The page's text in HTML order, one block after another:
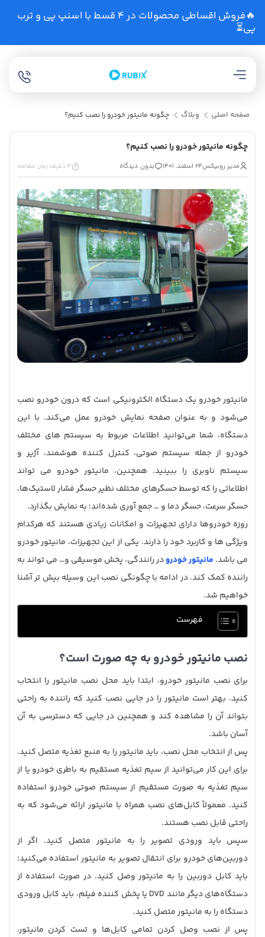
🔥فروش اقساطی محصولات در 4 قسط با اسنپ پی و ترب
پی⏳
صفحه اصلی وبلاگ چگونه مانیتور خودرو را نصب کنیم؟
چگونه مانیتور خودرو را نصب کنیم؟
مدیر روبیکس24 اسفند, 1401 بدون دیدگاه 3 دقیقه زمان مطالعه
مانیتور خودرو یک دستگاه الکترونیکی است که درون خودرو نصب
می‌شود و به عنوان صفحه نمایش خودرو عمل می‌کند. با این
دستگاه، شما می‌توانید اطلاعات مربوط به سیستم های مختلف
خودرو از جمله سیستم صوتی، کنترل کننده هوشمند، آژیر و
سیستم ناوبری را ببینید. همچنین، مانیتور خودرو می تواند
اطلاعاتی را که توسط حسگرهای مختلف نظیر حسگر فشار لاستیک‌ها،
حسگر سرعت، حسگر دما و … جمع آوری شده‌اند؛ به نمایش بگذارد.
روزه خودروها دارای تجهیزات و امکانات زیادی هستند که هرکدام
ویژگی ها و کاربرد خود را دارند. یکی از این تجهیزات، مانیتور خودرو
می باشد. مانیتور خودرودر رانندگی، پخش موسیقی و… می تواند به
راننده کمک کند. در ادامه با چگونگی نصب این وسیله بیش تر آشنا
خواهیم شد.
فهرست
نصب مانیتور خودرو به چه صورت است؟
برای نصب مانیتور خودرو، ابتدا باید محل نصب مانیتور را انتخاب
کنید. بهتر است مانیتور را در جایی نصب کنید که راننده به راحتی
بتواند آن را مشاهده کند و همچنین در جایی که دسترسی به آن
آسان باشد.
پس از انتخاب محل نصب، باید مانیتور را به منبع تغذیه متصل کنید.
برای این کار می‌توانید از سیم تغذیه مستقیم به باطری خودرو یا از
سیم تغذیه به صورت مستقیم از سیستم صوتی خودرو استفاده
کنید. معمولاً کابل‌های نصب همراه با مانیتور ارائه می‌شود که به
راحتی قابل نصب هستند.
سپس باید ورودی تصویر را به مانیتور متصل کنید. اگر از
دوربین‌های خودرو برای انتقال تصویر به مانیتور استفاده می‌کنید؛
باید کابل دوربین را به مانیتور وصل کنید. در صورت استفاده از
دستگاه‌های دیگر مانند DVD یا پخش ‌کننده فیلم، باید کابل ورودی
دستگاه را به مانیتور متصل کنید.
پس از نصب وصل کردن تمامی کابل‌ها و تست کردن مانیتور،